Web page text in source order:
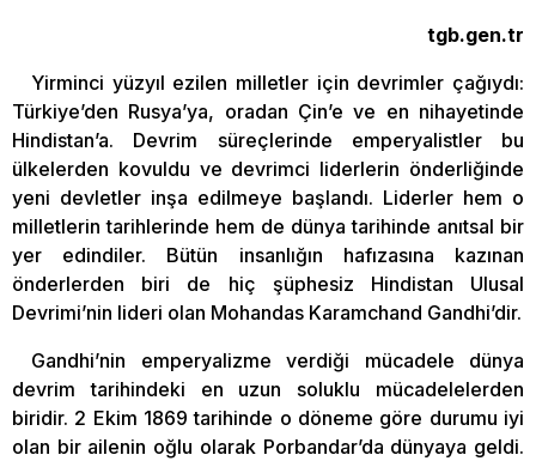
tgb.gen.tr
Yirminci yüzyıl ezilen milletler için devrimler çağıydı:
Türkiye’den Rusya’ya, oradan Çin’e ve en nihayetinde
Hindistan’a. Devrim süreçlerinde emperyalistler bu
ülkelerden kovuldu ve devrimci liderlerin önderliğinde
yeni devletler inşa edilmeye başlandı. Liderler hem o
milletlerin tarihlerinde hem de dünya tarihinde anıtsal bir
yer edindiler. Bütün insanlığın hafızasına kazınan
önderlerden biri de hiç şüphesiz Hindistan Ulusal
Devrimi’nin lideri olan Mohandas Karamchand Gandhi’dir.
Gandhi’nin emperyalizme verdiği mücadele dünya
devrim tarihindeki en uzun soluklu mücadelelerden
biridir. 2 Ekim 1869 tarihinde o döneme göre durumu iyi
olan bir ailenin oğlu olarak Porbandar’da dünyaya geldi.